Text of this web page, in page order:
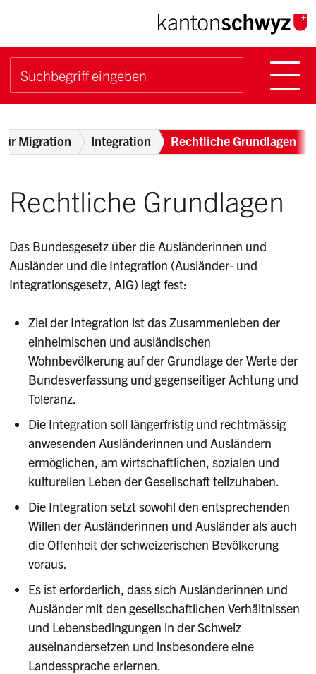
Navigieren im Kanton
Schnellnavigation
Suchbegriff
Breadcrumb
Migration Integration Rechtliche Grundlagen
Rechtliche Grundlagen
Das Bundesgesetz über die Ausländerinnen und
Ausländer und die Integration (Ausländer- und
Integrationsgesetz, AIG) legt fest:
Ziel der Integration ist das Zusammenleben der
einheimischen und ausländischen
Wohnbevölkerung auf der Grundlage der Werte der
Bundesverfassung und gegenseitiger Achtung und
Toleranz.
Die Integration soll längerfristig und rechtmässig
anwesenden Ausländerinnen und Ausländern
ermöglichen, am wirtschaftlichen, sozialen und
kulturellen Leben der Gesellschaft teilzuhaben.
Die Integration setzt sowohl den entsprechenden
Willen der Ausländerinnen und Ausländer als auch
die Offenheit der schweizerischen Bevölkerung
voraus.
Es ist erforderlich, dass sich Ausländerinnen und
Ausländer mit den gesellschaftlichen Verhältnissen
und Lebensbedingungen in der Schweiz
auseinandersetzen und insbesondere eine
Landessprache erlernen.